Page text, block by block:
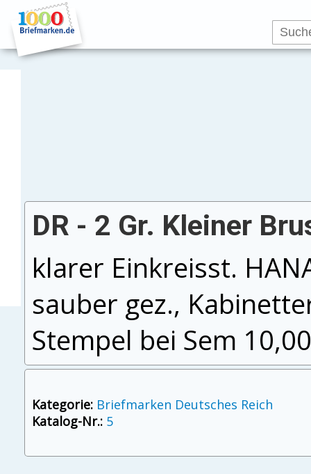
DR - 2 Gr. Kleiner
klarer Einkreisst.
sauber gez.,
Stempel bei Sem 10,00
Kategorie: Briefmarken Deutsches Reich
Katalog-Nr.: 5